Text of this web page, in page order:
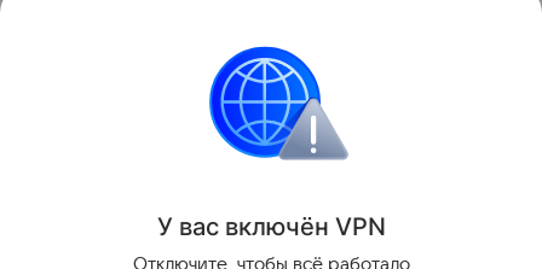
У вас включён VPN
Отключите, чтобы всё работало